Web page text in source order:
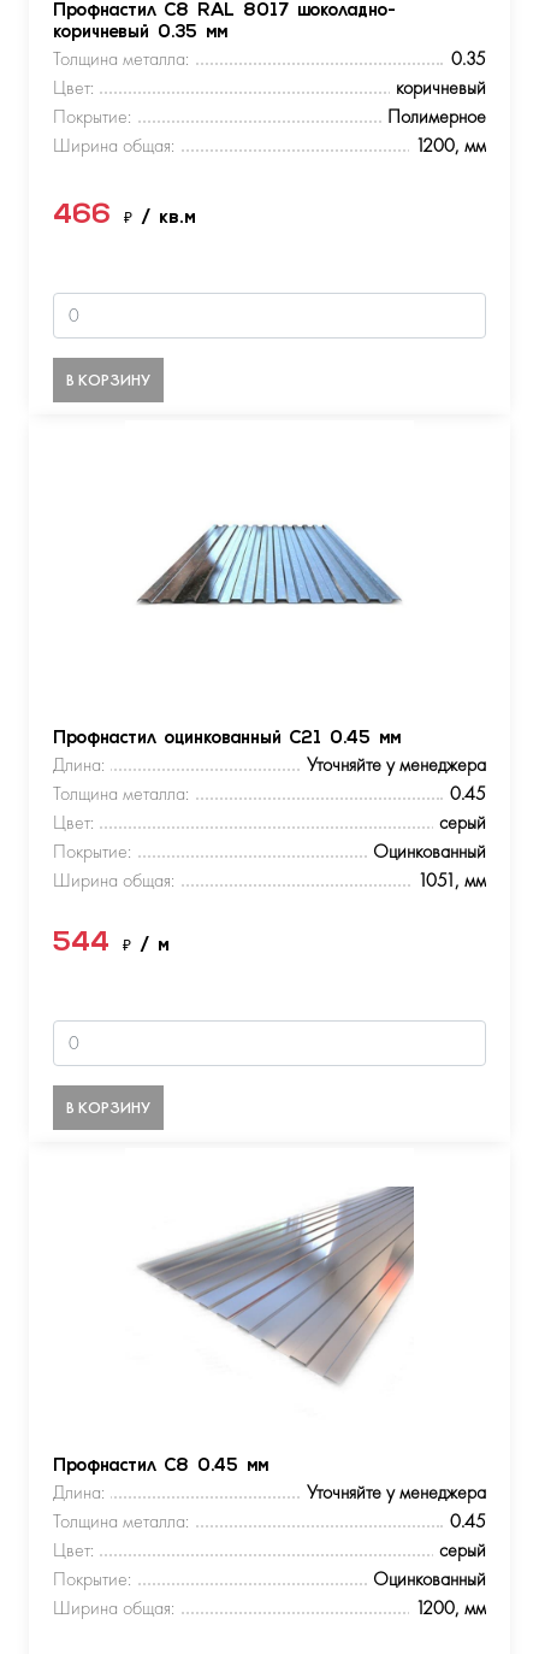
Профнастил С8 RAL 8017 шоколадно-
коричневый 0.35 мм
Толщина металла:
0.35
Цвет:
коричневый
Покрытие:
Полимерное
Ширина общая:
1200, мм
466 ₽ / кв.м
В КОРЗИНУ
Профнастил оцинкованный С21 0.45 мм
Длина:
Уточняйте у менеджера
Толщина металла:
0.45
Цвет:
серый
Покрытие:
Оцинкованный
Ширина общая:
1051, мм
544 ₽ / м
В КОРЗИНУ
Профнастил С8 0.45 мм
Длина:
Уточняйте у менеджера
Толщина металла:
0.45
Цвет:
серый
Покрытие:
Оцинкованный
Ширина общая:
1200, мм